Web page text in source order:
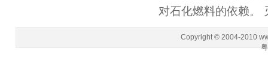
对石化燃料的依赖。
Copyright © 2004-2010